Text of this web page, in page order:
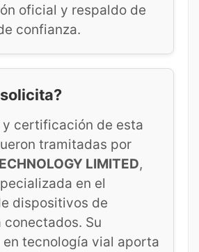
oficial y respaldo de
confianza.
certificación de esta
tramitadas por
LIMITED,
en el
dispositivos de
conectados. Su
tecnología vial aporta